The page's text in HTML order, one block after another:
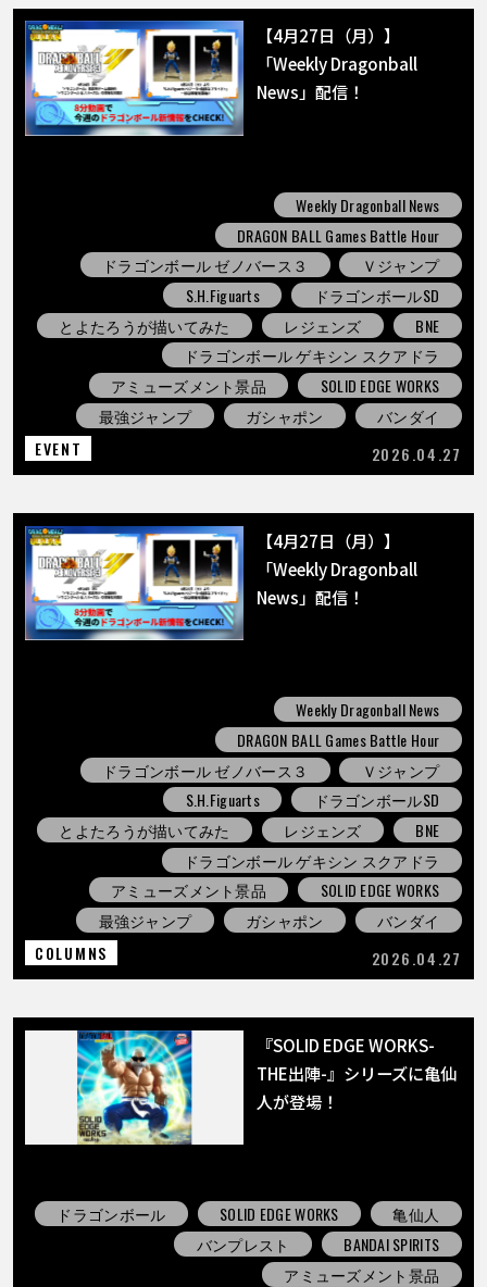
【4月27日（月）】
「Weekly Dragonball
News」配信！
Weekly Dragonball News
DRAGON BALL Games Battle Hour
ドラゴンボール ゼノバース３
Ｖジャンプ
S.H.Figuarts
ドラゴンボールSD
とよたろうが描いてみた
レジェンズ
BNE
ドラゴンボール ゲキシン スクアドラ
アミューズメント景品
SOLID EDGE WORKS
最強ジャンプ
ガシャポン
バンダイ
EVENT
2026.04.27
【4月27日（月）】
「Weekly Dragonball
News」配信！
Weekly Dragonball News
DRAGON BALL Games Battle Hour
ドラゴンボール ゼノバース３
Ｖジャンプ
S.H.Figuarts
ドラゴンボールSD
とよたろうが描いてみた
レジェンズ
BNE
ドラゴンボール ゲキシン スクアドラ
アミューズメント景品
SOLID EDGE WORKS
最強ジャンプ
ガシャポン
バンダイ
COLUMNS
2026.04.27
『SOLID EDGE WORKS-
THE出陣-』シリーズに亀仙
人が登場！
ドラゴンボール SOLID EDGE WORKS
亀仙人
バンプレスト
BANDAI SPIRITS
アミューズメント景品